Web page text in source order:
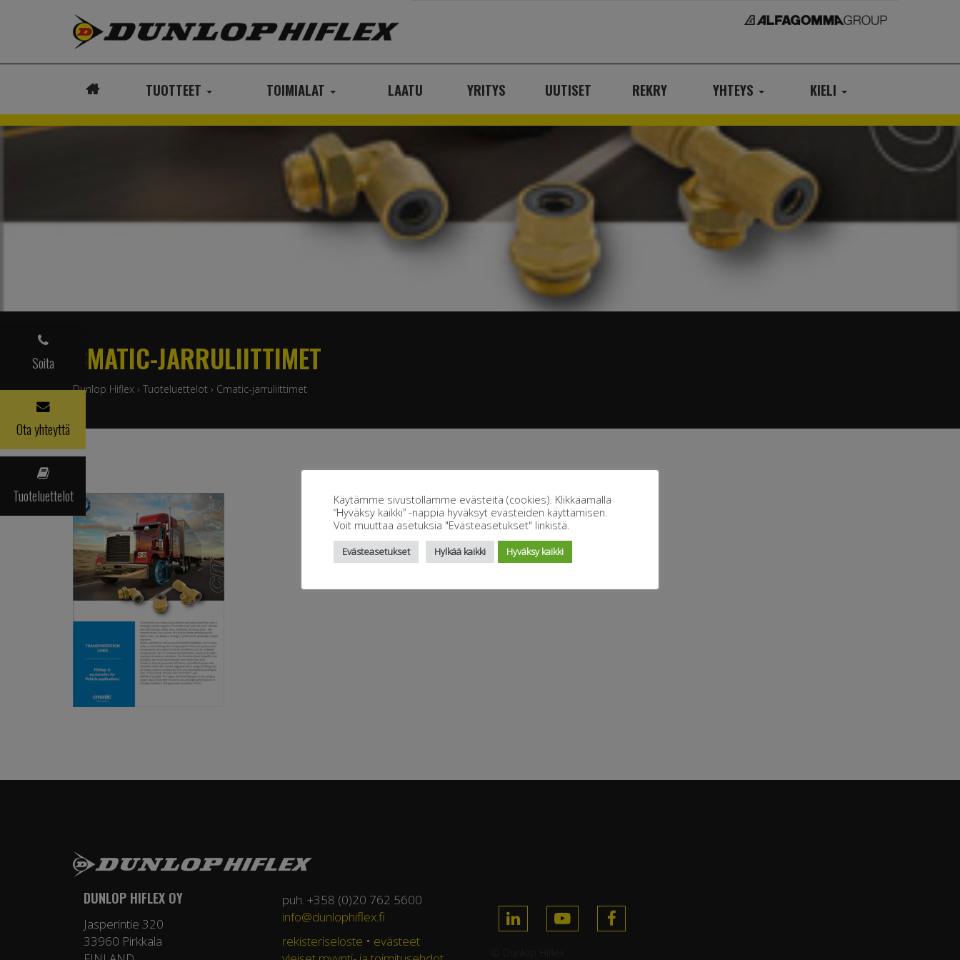
TUOTTEET TOIMIALAT LAATU YRITYS UUTISET REKRY YHTEYS KIELI
Soita
Ota yhteyttä
Tuoteluettelot
CMATIC-JARRULIITTIMET
Dunlop Hiflex › Tuoteluettelot › Cmatic-jarruliittimet
DUNLOP HIFLEX OY
Jasperintie 320
33960 Pirkkala
puh. +358 (0)20 762 5600
info@dunlophiflex.fi
rekisteriseloste • evästeet
Käytämme sivustollamme evästeitä (cookies). Klikkaamalla
“Hyväksy kaikki” -nappia hyväksyt evästeiden käyttämisen.
Voit muuttaa asetuksia "Evästeasetukset" linkistä.
Evästeasetukset Hylkää kaikki Hyväksy kaikki